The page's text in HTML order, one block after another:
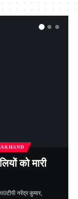
को मारी
नरेंद्र कुमार,